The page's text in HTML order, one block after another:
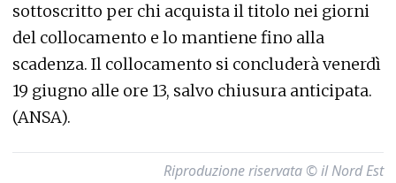
sottoscritto per chi acquista il titolo nei giorni
del collocamento e lo mantiene fino alla
scadenza. Il collocamento si concluderà venerdì
19 giugno alle ore 13, salvo chiusura anticipata.
(ANSA).
Riproduzione riservata © il Nord Est